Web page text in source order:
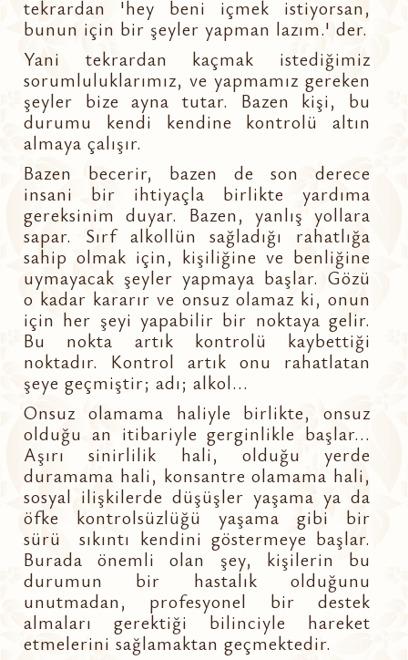
tekrardan 'hey beni içmek istiyorsan,
bunun için bir şeyler yapman lazım.' der.
Yani tekrardan kaçmak istediğimiz
sorumluluklarımız, ve yapmamız gereken
şeyler bize ayna tutar. Bazen kişi, bu
durumu kendi kendine kontrolü altın
almaya çalışır.
Bazen becerir, bazen de son derece
insani bir ihtiyaçla birlikte yardıma
gereksinim duyar. Bazen, yanlış yollara
sapar. Sırf alkollün sağladığı rahatlığa
sahip olmak için, kişiliğine ve benliğine
uymayacak şeyler yapmaya başlar. Gözü
o kadar kararır ve onsuz olamaz ki, onun
için her şeyi yapabilir bir noktaya gelir.
Bu nokta artık kontrolü kaybettiği
noktadır. Kontrol artık onu rahatlatan
şeye geçmiştir; adı; alkol...
Onsuz olamama haliyle birlikte, onsuz
olduğu an itibariyle gerginlikle başlar...
Aşırı sinirlilik hali, olduğu yerde
duramama hali, konsantre olamama hali,
sosyal ilişkilerde düşüşler yaşama ya da
öfke kontrolsüzlüğü yaşama gibi bir
sürü sıkıntı kendini göstermeye başlar.
Burada önemli olan şey, kişilerin bu
durumun bir hastalık olduğunu
unutmadan, profesyonel bir destek
almaları gerektiği bilinciyle hareket
etmelerini sağlamaktan geçmektedir.